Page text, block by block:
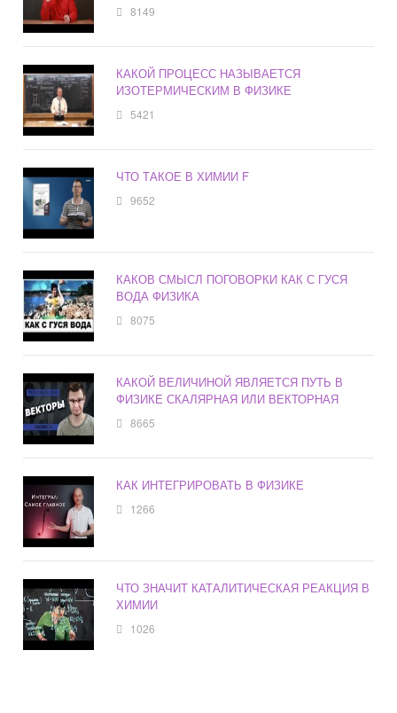
8149
КАКОЙ ПРОЦЕСС НАЗЫВАЕТСЯ
ИЗОТЕРМИЧЕСКИМ В ФИЗИКЕ
5421
ЧТО ТАКОЕ В ХИМИИ F
9652
КАКОВ СМЫСЛ ПОГОВОРКИ КАК С ГУСЯ
ВОДА ФИЗИКА
8075
КАКОЙ ВЕЛИЧИНОЙ ЯВЛЯЕТСЯ ПУТЬ В
ФИЗИКЕ СКАЛЯРНАЯ ИЛИ ВЕКТОРНАЯ
8665
КАК ИНТЕГРИРОВАТЬ В ФИЗИКЕ
1266
ЧТО ЗНАЧИТ КАТАЛИТИЧЕСКАЯ РЕАКЦИЯ В
ХИМИИ
1026